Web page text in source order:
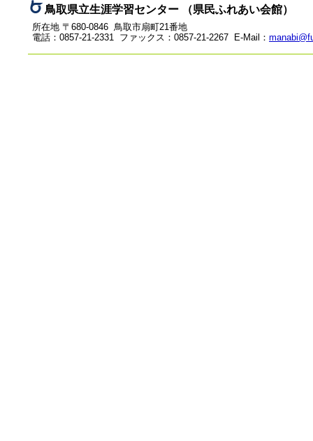
鳥取県立生涯学習センター （県民ふれあい会館）
所在地 〒680-0846 鳥取市扇町21番地
電話：0857-21-2331 ファックス：0857-21-2267 E-Mail：